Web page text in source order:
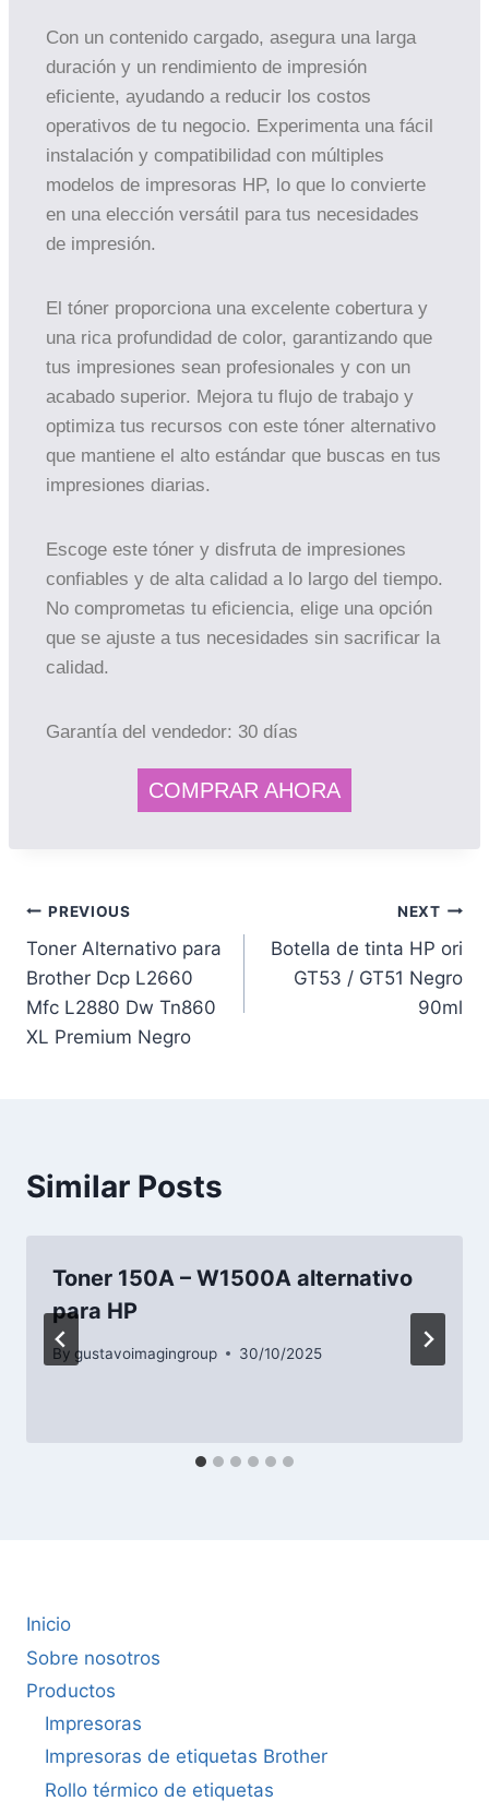
Con un contenido cargado, asegura una larga
duración y un rendimiento de impresión
eficiente, ayudando a reducir los costos
operativos de tu negocio. Experimenta una fácil
instalación y compatibilidad con múltiples
modelos de impresoras HP, lo que lo convierte
en una elección versátil para tus necesidades
de impresión.
El tóner proporciona una excelente cobertura y
una rica profundidad de color, garantizando que
tus impresiones sean profesionales y con un
acabado superior. Mejora tu flujo de trabajo y
optimiza tus recursos con este tóner alternativo
que mantiene el alto estándar que buscas en tus
impresiones diarias.
Escoge este tóner y disfruta de impresiones
confiables y de alta calidad a lo largo del tiempo.
No comprometas tu eficiencia, elige una opción
que se ajuste a tus necesidades sin sacrificar la
calidad.
Garantía del vendedor: 30 días
COMPRAR AHORA
PREVIOUS
Toner Alternativo para
Brother Dcp L2660
Mfc L2880 Dw Tn860
XL Premium Negro
NEXT
Botella de tinta HP ori
GT53 / GT51 Negro
90ml
Similar Posts
Toner 150A – W1500A alternativo
para HP
By gustavoimagingroup 30/10/2025
Inicio
Sobre nosotros
Productos
Impresoras
Impresoras de etiquetas Brother
Rollo térmico de etiquetas